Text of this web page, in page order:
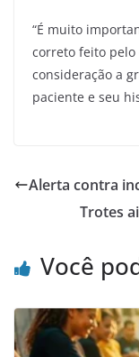
“É muito
correto feito pelo
consideração a
paciente e seu
Alerta contra
Trotes
Você